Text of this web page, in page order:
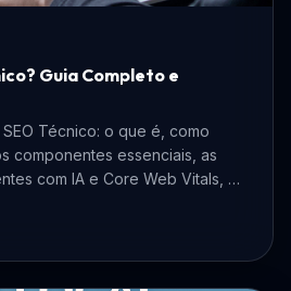
Guia Completo e
Técnico: o que é, como
componentes essenciais, as
com IA e Core Web Vitals, e